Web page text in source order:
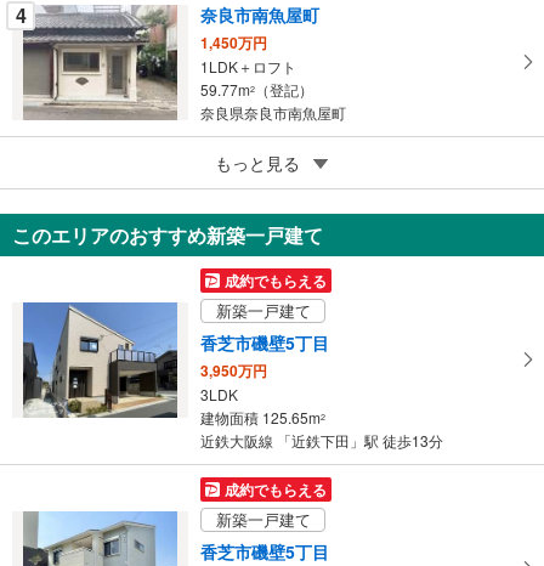
4 奈良市南魚屋町
1,450万円
1LDK＋ロフト
59.77m2
（登記）
奈良県奈良市南魚屋町
成約でもらえる
生駒郡斑鳩町龍田北1丁目
348万円
7DK
121.06m2（登記）
奈良県生駒郡斑鳩町龍田北1丁目
もっと見る
このエリアのおすすめ新築一戸建て
成約でもらえる
新築一戸建て
香芝市磯壁5丁目
3,950万円
3LDK
建物面積 125.65m2
近鉄大阪線 「近鉄下田」駅 徒歩13分
成約でもらえる
新築一戸建て
香芝市磯壁5丁目